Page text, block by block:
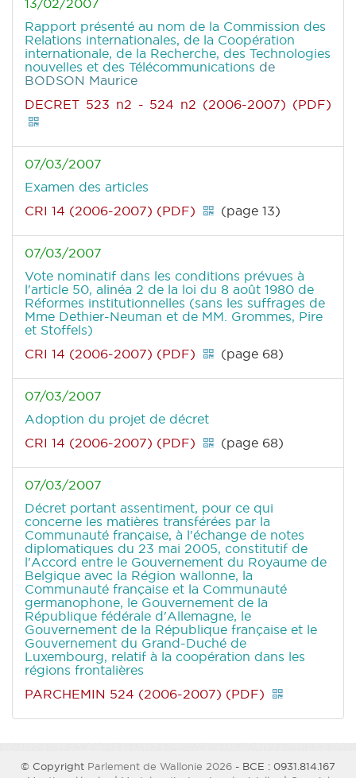
13/02/2007
Rapport présenté au nom de la Commission des
Relations internationales, de la Coopération
internationale, de la Recherche, des Technologies
nouvelles et des Télécommunications de
BODSON Maurice
DECRET 523 n2 - 524 n2 (2006-2007) (PDF)
07/03/2007
Examen des articles
CRI 14 (2006-2007) (PDF)
(page 13)
07/03/2007
Vote nominatif dans les conditions prévues à
l'article 50, alinéa 2 de la loi du 8 août 1980 de
Réformes institutionnelles (sans les suffrages de
Mme Dethier-Neuman et de MM. Grommes, Pire
et Stoffels)
CRI 14 (2006-2007) (PDF)
(page 68)
07/03/2007
Adoption du projet de décret
CRI 14 (2006-2007) (PDF)
(page 68)
07/03/2007
Décret portant assentiment, pour ce qui
concerne les matières transférées par la
Communauté française, à l'échange de notes
diplomatiques du 23 mai 2005, constitutif de
l'Accord entre le Gouvernement du Royaume de
Belgique avec la Région wallonne, la
Communauté française et la Communauté
germanophone, le Gouvernement de la
République fédérale d'Allemagne, le
Gouvernement de la République française et le
Gouvernement du Grand-Duché de
Luxembourg, relatif à la coopération dans les
régions frontalières
PARCHEMIN 524 (2006-2007) (PDF)
© Copyright Parlement de Wallonie 2026 - BCE : 0931.814.167